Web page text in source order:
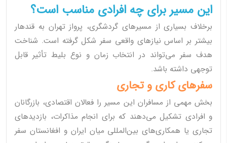
این مسیر برای چه افرادی مناسب است؟
برخلاف بسیاری از مسیرهای گردشگری، پرواز تهران به قندهار
بیشتر بر اساس نیازهای واقعی سفر شکل گرفته است. شناخت
هدف سفر می‌تواند در انتخاب زمان و نوع بلیط تأثیر قابل
توجهی داشته باشد.
سفرهای کاری و تجاری
بخش مهمی از مسافران این مسیر را فعالان اقتصادی، بازرگانان
و افرادی تشکیل می‌دهند که برای انجام مذاکرات، بازدیدهای
تجاری یا همکاری‌های بین‌المللی میان ایران و افغانستان سفر